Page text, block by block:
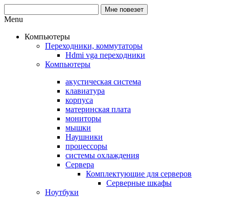
Menu
Компьютеры
Переходники, коммутаторы
Hdmi vga переходники
Компьютеры
акустическая система
клавиатура
корпуса
материнская плата
мониторы
мышки
Наушники
процессоры
системы охлаждения
Сервера
Комплектующие для серверов
Серверные шкафы
Ноутбуки